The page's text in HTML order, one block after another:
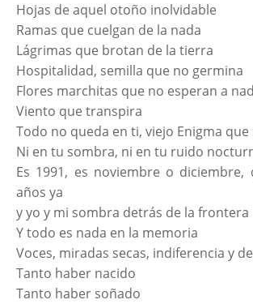
Hojas de aquel otoño inolvidable
Ramas que cuelgan de la nada
Lágrimas que brotan de la tierra
Hospitalidad, semilla que no germina
Flores marchitas que no esperan a
Viento que transpira
Todo no queda en ti, viejo Enigma que
Ni en tu sombra, ni en tu ruido
Es 1991, es noviembre o diciembre,
años ya
y yo y mi sombra detrás de la frontera
Y todo es nada en la memoria
Voces, miradas secas, indiferencia y
Tanto haber nacido
Tanto haber soñado